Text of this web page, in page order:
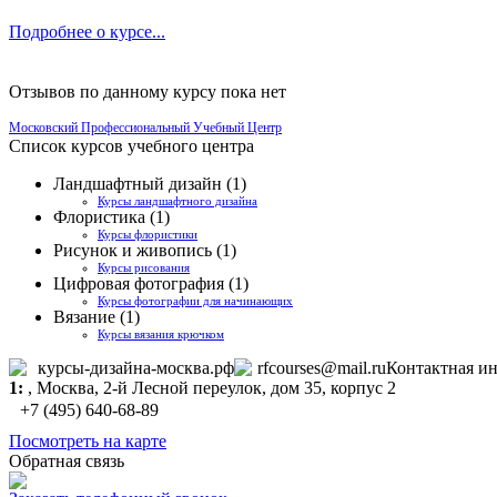
Подробнее о курсе...
Отзывов по данному курсу пока нет
Московский Профессиональный Учебный Центр
Список курсов учебного центра
Ландшафтный дизайн (1)
Курсы ландшафтного дизайна
Флористика (1)
Курсы флористики
Рисунок и живопись (1)
Курсы рисования
Цифровая фотография (1)
Курсы фотографии для начинающих
Вязание (1)
Курсы вязания крючком
курсы-дизайна-москва.рф rfcourses@mail.ruКонтактная
1: , Москва, 2-й Лесной переулок, дом 35, корпус 2
+7 (495) 640-68-89
Посмотреть на карте
Обратная связь